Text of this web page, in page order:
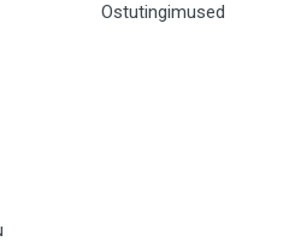
Ostutingimused